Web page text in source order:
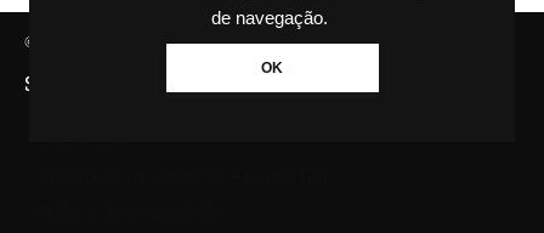
de navegação.
OK
© Agência GBC. Aqui tem notícia. Todos os direitos reservados.
SAIBA MAIS SOBRE A AGÊNCIA GBC